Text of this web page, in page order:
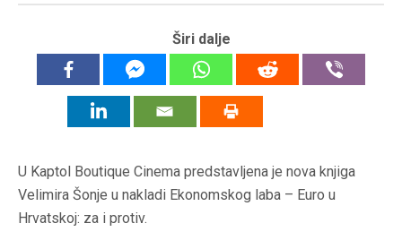
Širi dalje
U Kaptol Boutique Cinema predstavljena je nova knjiga
Velimira Šonje u nakladi Ekonomskog laba – Euro u
Hrvatskoj: za i protiv.